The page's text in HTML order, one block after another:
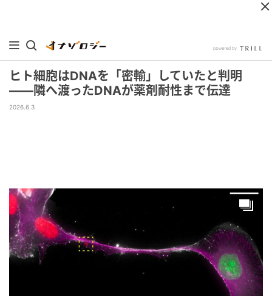
ヒト細胞はDNAを「密輸」していたと判明
――隣へ渡ったDNAが薬剤耐性まで伝達
2026.6.3